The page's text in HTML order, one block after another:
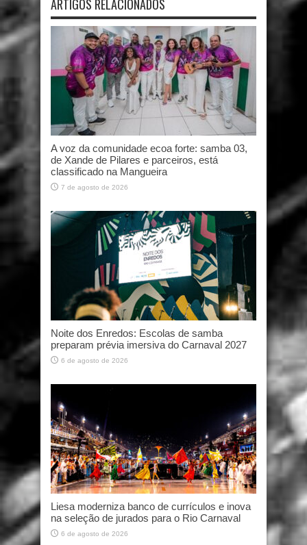
ARTIGOS RELACIONADOS
A voz da comunidade ecoa forte: samba 03,
de Xande de Pilares e parceiros, está
classificado na Mangueira
7 de agosto de 2026
Noite dos Enredos: Escolas de samba
preparam prévia imersiva do Carnaval 2027
6 de agosto de 2026
Liesa moderniza banco de currículos e inova
na seleção de jurados para o Rio Carnaval
6 de agosto de 2026